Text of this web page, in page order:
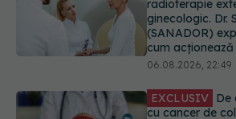
EXCLUSIV De
cu cancer de
la operație. Dr.
(SANADOR):
chirurgicală,
06.08.2026, 20:45